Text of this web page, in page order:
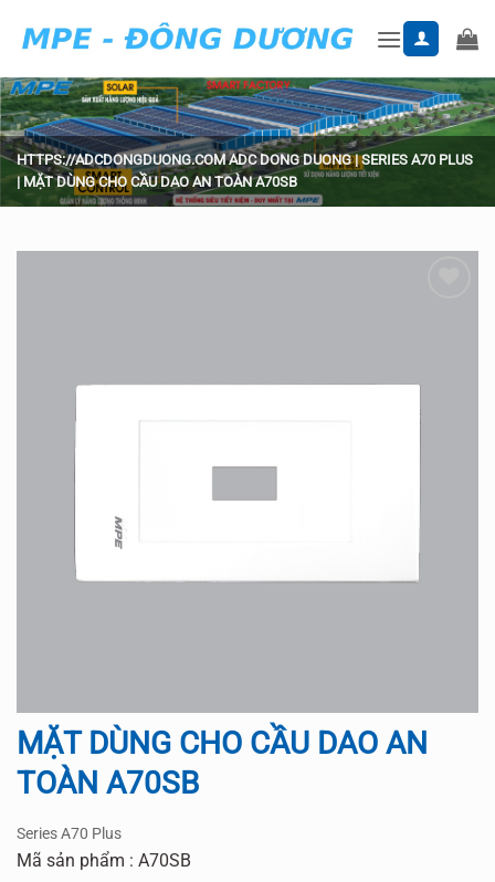
HTTPS://ADCDONGDUONG.COM ADC DONG DUONG|SERIES A70 PLUS
|MẶT DÙNG CHO CẦU DAO AN TOÀN A70SB
MẶT DÙNG CHO CẦU DAO AN
TOÀN A70SB
Series A70 Plus
Mã sản phẩm : A70SB